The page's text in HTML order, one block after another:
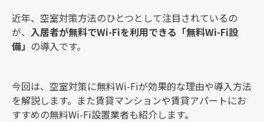
近年、空室対策方法のひとつとして注目されているの
が、 入居者が無料でWi-Fiを利用できる「無料Wi-Fi設
備」 の導入です。
今回は、空室対策に無料Wi-Fiが効果的な理由や導入方法
を解説します。また賃貸マンションや賃貸アパートにお
すすめの無料Wi-Fi設置業者も紹介します。